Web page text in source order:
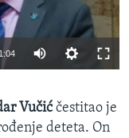
1:04
Vučićčestitao je
deteta. On